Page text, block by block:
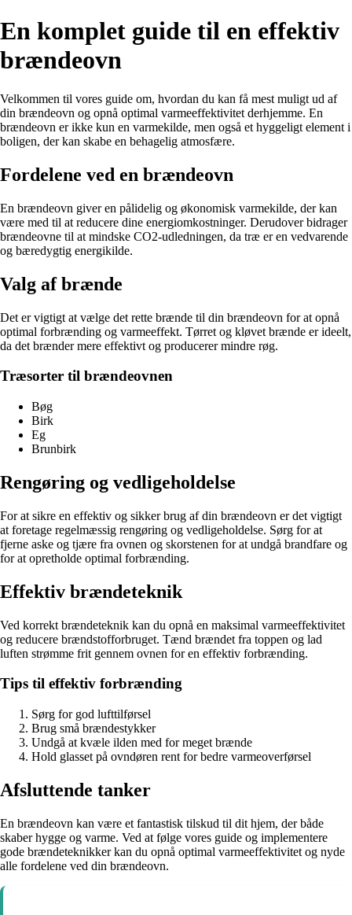
En komplet guide til en effektiv
brændeovn
Velkommen til vores guide om, hvordan du kan få mest muligt ud af
din brændeovn og opnå optimal varmeeffektivitet derhjemme. En
brændeovn er ikke kun en varmekilde, men også et hyggeligt element i
boligen, der kan skabe en behagelig atmosfære.
Fordelene ved en brændeovn
En brændeovn giver en pålidelig og økonomisk varmekilde, der kan
være med til at reducere dine energiomkostninger. Derudover bidrager
brændeovne til at mindske CO2-udledningen, da træ er en vedvarende
og bæredygtig energikilde.
Valg af brænde
Det er vigtigt at vælge det rette brænde til din brændeovn for at opnå
optimal forbrænding og varmeeffekt. Tørret og kløvet brænde er ideelt,
da det brænder mere effektivt og producerer mindre røg.
Træsorter til brændeovnen
Bøg
Birk
Eg
Brunbirk
Rengøring og vedligeholdelse
For at sikre en effektiv og sikker brug af din brændeovn er det vigtigt
at foretage regelmæssig rengøring og vedligeholdelse. Sørg for at
fjerne aske og tjære fra ovnen og skorstenen for at undgå brandfare og
for at opretholde optimal forbrænding.
Effektiv brændeteknik
Ved korrekt brændeteknik kan du opnå en maksimal varmeeffektivitet
og reducere brændstofforbruget. Tænd brændet fra toppen og lad
luften strømme frit gennem ovnen for en effektiv forbrænding.
Tips til effektiv forbrænding
Sørg for god lufttilførsel
Brug små brændestykker
Undgå at kvæle ilden med for meget brænde
Hold glasset på ovndøren rent for bedre varmeoverførsel
Afsluttende tanker
En brændeovn kan være et fantastisk tilskud til dit hjem, der både
skaber hygge og varme. Ved at følge vores guide og implementere
gode brændeteknikker kan du opnå optimal varmeeffektivitet og nyde
alle fordelene ved din brændeovn.